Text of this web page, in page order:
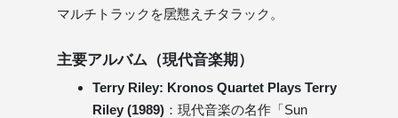
マルチトラックを㧁戁えチタラック。
主要アルバム（現代音楽期）
Terry Riley: Kronos Quartet Plays Terry
Riley (1989) ：現代音楽の名作「Sun